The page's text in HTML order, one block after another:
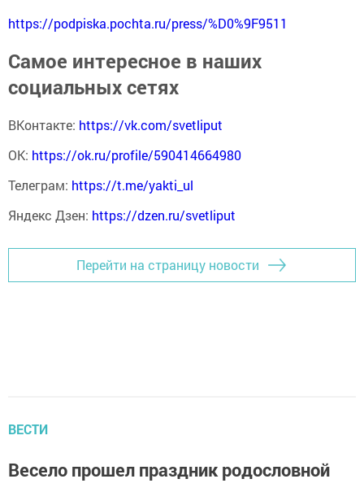
https://podpiska.pochta.ru/press/%D0%9F9511
Самое интересное в наших
социальных сетях
ВКонтакте: https://vk.com/svetliput
ОК: https://ok.ru/profile/590414664980
Телеграм: https://t.me/yakti_ul
Яндекс Дзен: https://dzen.ru/svetliput
Перейти на страницу новости
ВЕСТИ
Весело прошел праздник родословной